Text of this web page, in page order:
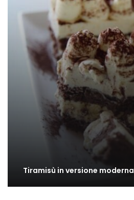
Tiramisù in versione moderna